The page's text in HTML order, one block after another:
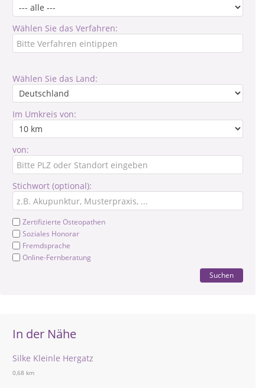
Wählen Sie das Verfahren:
Wählen Sie das Land:
Im Umkreis von:
von:
Stichwort (optional):
Zertifizierte Osteopathen
Soziales Honorar
Fremdsprache
Online-Fernberatung
Suchen
In der Nähe
Silke Kleinle Hergatz
0,68 km